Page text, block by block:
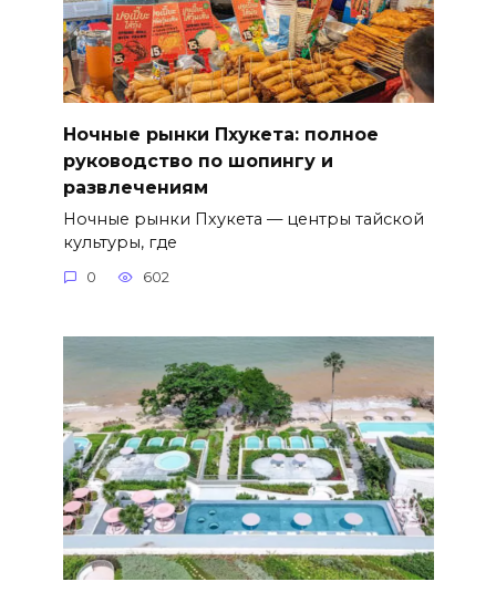
Ночные рынки Пхукета: полное
руководство по шопингу и
развлечениям
Ночные рынки Пхукета — центры тайской
культуры, где
0 602